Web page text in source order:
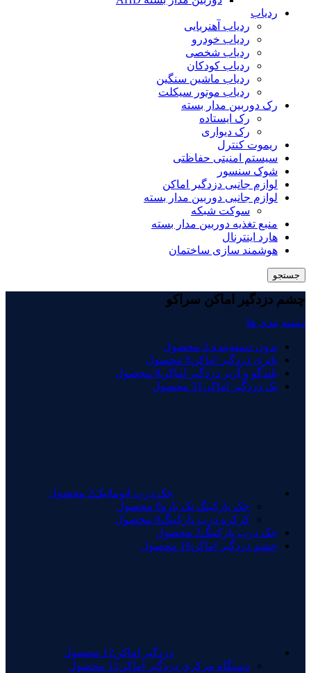
ردیاب
ردیاب آهنربایی
ردیاب خودرو
ردیاب شخصی
ردیاب کودکان
ردیاب ماشین سنگین
ردیاب موتور سیکلت
رک دوربین مدار بسته
رک ایستاده
رک دیواری
ریموت کنترل
سیستم امنیتی حفاظتی
شوک سنسور
لوازم جانبی دزدگیر اماکن
لوازم جانبی دوربین مدار بسته
سوکت شبکه
منبع تغذیه دوربین مدار بسته
هارد اینترنال
هوشمند سازی ساختمان
جستجو
چشم دزدگیر اماکن سراکو
دسته بندی ها
بدون دسته‌بندی2 محصول
باتری دزدگیر اماکن6 محصول
بلندگو و آژیر دزدگیر اماکن8 محصول
پک دزدگیر اماکن31 محصول
جک درب اتوماتیک2 محصول
جک پارکینگ تک بازو0 محصول
کرکره درب پارکینگ0 محصول
جک درب پارکینگ2 محصول
چشم دزدگیر اماکن19 محصول
دزدگیر اماکن12 محصول
دستگاه مرکزی دزدگیر اماکن11 محصول